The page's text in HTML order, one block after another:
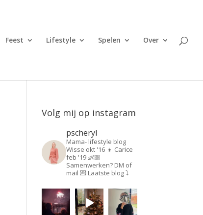
Feest Lifestyle Spelen Over
Volg mij op instagram
pscheryl
Mama- lifestyle blog
Wisse okt '16 👦 Carice
feb '19 👶🏼
Samenwerken? DM of
mail 💌 Laatste blog ⤵️